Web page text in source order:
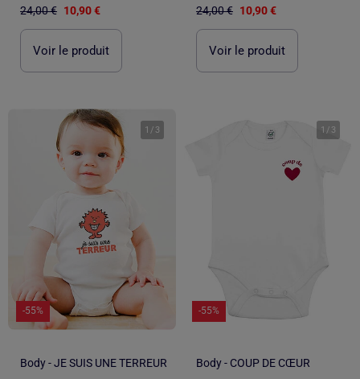
24,00 € 10,90 €
Voir le produit
24,00 € 10,90 €
Voir le produit
1 / 3
-55%
Body - JE SUIS UNE TERREUR
1 / 3
-55%
Body - COUP DE CŒUR